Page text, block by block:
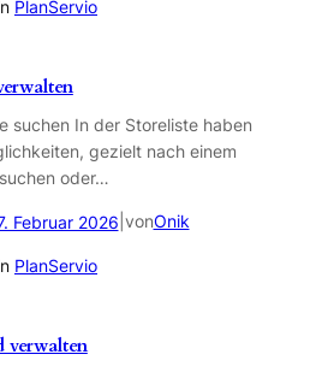
PlanServio
suchen In der Storeliste haben
gezielt nach einem
oder…
Februar 2026 vonOnik
PlanServio
verwalten